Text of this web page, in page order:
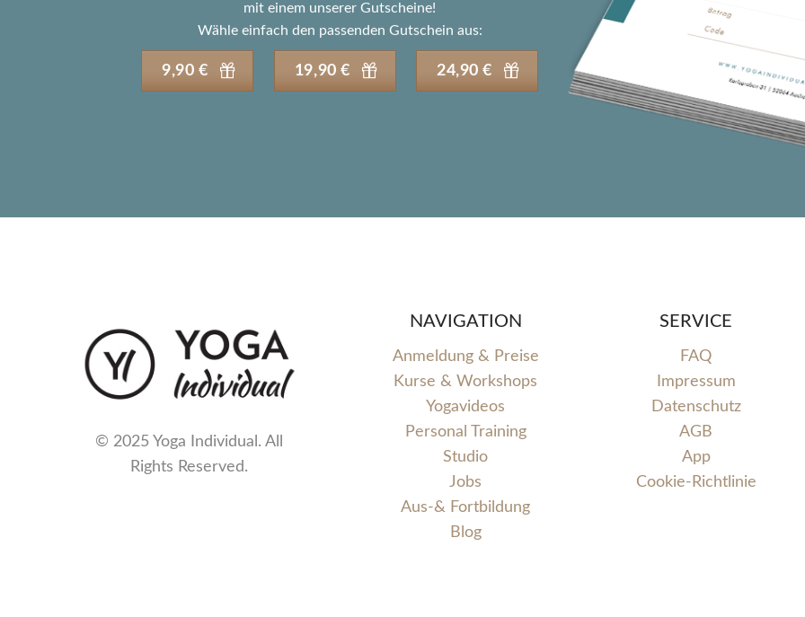
mit einem unserer Gutscheine!
Wähle einfach den passenden Gutschein aus:
9,90 € 19,90 € 24,90 €
© 2025 Yoga Individual. All
Rights Reserved.
NAVIGATION
Anmeldung & Preise
Kurse & Workshops
Yogavideos
Personal Training
Studio
Jobs
Aus-& Fortbildung
Blog
SERVICE
FAQ
Impressum
Datenschutz
AGB
App
Cookie-Richtlinie